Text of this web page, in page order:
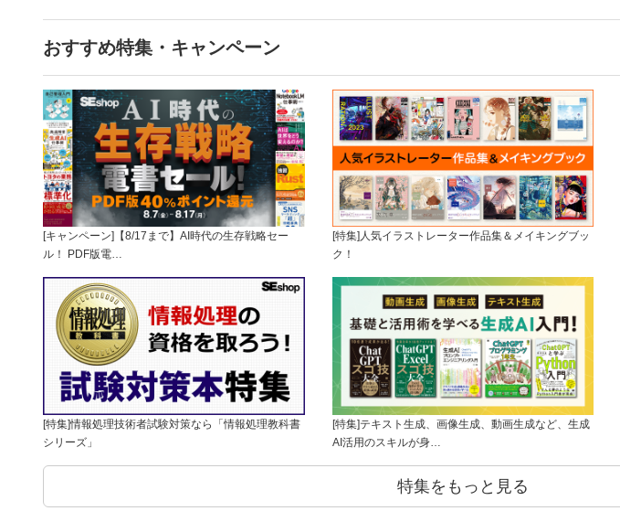
おすすめ特集・キャンペーン
[キャンペーン]【8/17まで】AI時代の生存戦略セー
ル！ PDF版電…
[特集]人気イラストレーター作品集＆メイキングブッ
ク！
[特集]情報処理技術者試験対策なら「情報処理教科書
シリーズ」
[特集]テキスト生成、画像生成、動画生成など、生成
AI活用のスキルが身…
特集をもっと見る